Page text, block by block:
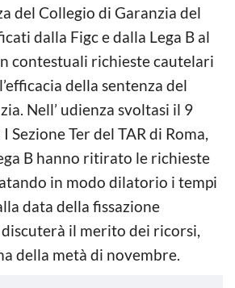
del Collegio di Garanzia del
dalla Figc e dalla Lega B al
contestuali richieste cautelari
della sentenza del
Nell’ udienza svoltasi il 9
Sezione Ter del TAR di Roma,
B hanno ritirato le richieste
in modo dilatorio i tempi
data della fissazione
discuterà il merito dei ricorsi,
della metà di novembre.